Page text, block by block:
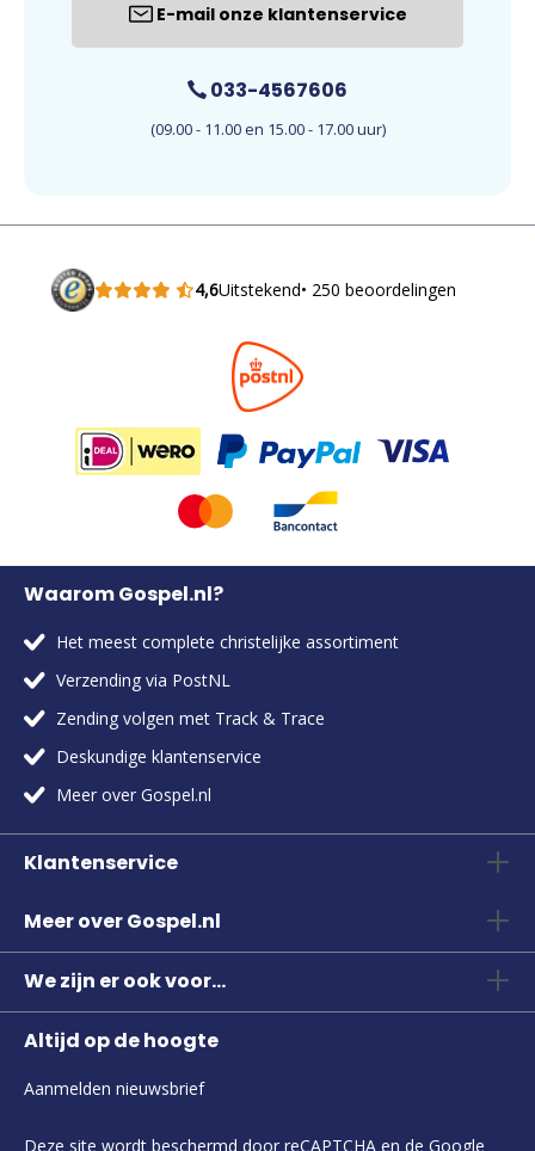
E-mail onze klantenservice
033-4567606
(09.00 - 11.00 en 15.00 - 17.00 uur)
4,6Uitstekend• 250 beoordelingen
Waarom Gospel.nl?
Het meest complete christelijke assortiment
Verzending via PostNL
Zending volgen met Track & Trace
Deskundige klantenservice
Meer over Gospel.nl
Klantenservice
Meer over Gospel.nl
We zijn er ook voor...
Altijd op de hoogte
Aanmelden nieuwsbrief
Deze site wordt beschermd door reCAPTCHA en de Google